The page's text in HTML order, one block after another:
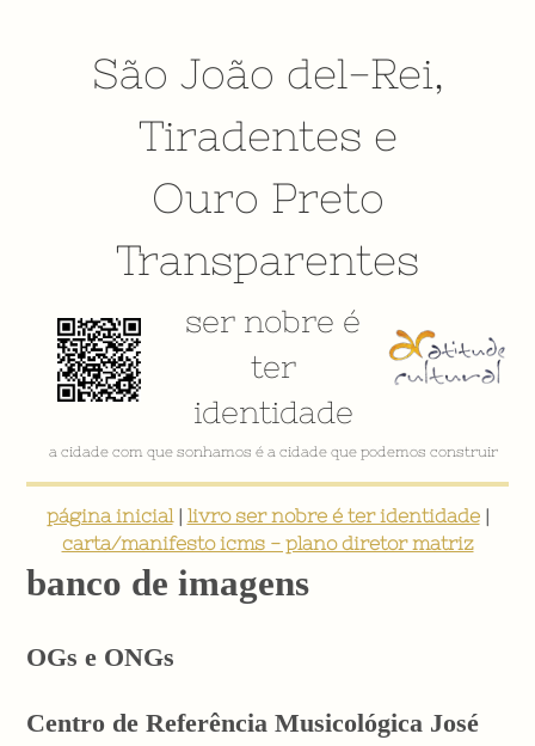
São João del-Rei,
Tiradentes e
Ouro Preto
Transparentes
ser nobre é
ter
identidade
a cidade com que sonhamos é a cidade que podemos construir
página inicial| livro ser nobre é ter identidade|
carta/manifesto icms - plano diretor matriz
banco de imagens
OGs e ONGs
Centro de Referência Musicológica José